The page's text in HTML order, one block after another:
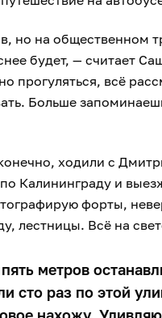
но на общественном
будет, — считает
прогуляться, всё
Больше
ходили с
Калининграду и
форты,
лестницы. Всё на
метров
сто раз по этой